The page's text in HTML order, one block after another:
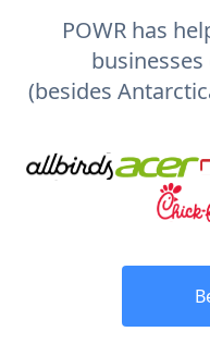
POWR has
(besides